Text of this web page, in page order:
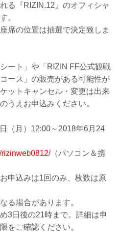
る『RIZIN.12』のオフィシャ
。
席の位置は抽選で決定致しま
ート」や「RIZIN FF公式観戦
ース」の販売がある可能性が
ットキャンセル・変更は出来
うえお申込みください。
（月）12:00～2018年6月24
rizinweb0812/（パソコン＆携
申込みは1回のみ、枚数は原
る場合があります。
3日後の21時まで。詳細は申
をご確認ください。